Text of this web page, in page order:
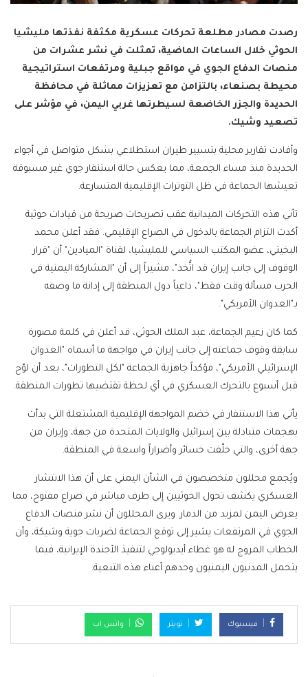
رصدت مصادر مطلعة تحركات عسكرية مكثفة نفذتها مليشيا
الحوثي خلال الساعات الماضية، تمثلت في نشر عشرات من
منصات الدفاع الجوي في مواقع جبلية ومرتفعات استراتيجية
محيطة بصنعاء، بالتزامن مع تعزيزات مماثلة في محافظة
الحديدة والجزر الخاضعة لسيطرتها غربي اليمن، في مؤشر على
تصعيد وشيك.
وأفادت تقارير محلية بتسيير طيران استطلاعي بشكل متواصل في أجواء
الحديدة منذ مساء الجمعة، مما يعكس حالة استنفار جوي غير مسبوقة
تعيشها الجماعة في ظل التوترات الإقليمية المتسارعة.
تأتي هذه التحركات الميدانية عقب تصريحات صريحة من قيادات حوثية
أكدت التزام الجماعة بالدخول في الصراع الإقليمي. فقد أعلن محمد
البخيتي، عضو المكتب السياسي للمليشيا، لقناة "الميادين" أن "قرار
الوقوف إلى جانب إيران قد اتُّخذ"، مشيراً إلى أن "المشاركة اليمنية في
الحرب مسألة وقت فقط"، داعياً دول المنطقة إلى إدانة ما وصفه
بـ"العدوان الأمريكي".
كما كان زعيم الجماعة، عبد الملك الحوثي، قد أعلن في كلمة مصورة
سابقة وقوف جماعته إلى جانب إيران في مواجهة ما أسماه "العدوان
الإسرائيلي الأمريكي"، مؤكداً جاهزية الجماعة "لكل التطورات"، بعد أن لوّح
قبل أسبوع بالتحرك العسكري في أي لحظة تقتضيها تطورات المنطقة.
يأتي هذا الاستنفار في خضم المواجهة الإقليمية المشتعلة التي بدأت
بهجمات متبادلة بين إسرائيل والولايات المتحدة من جهة، وإيران من
جهة أخرى، والتي خلّفت خسائر وأضراراً واسعة في المنطقة.
ويُجمع محللون متخصصون في الشأن اليمني على أن هذا الانتشار
العسكري يكشف تحول الحوثيين إلى طرف مباشر في صراع مفتوح، مما
يعرض اليمن لمزيد من الدمار. ويرى المحللون أن نشر منصات الدفاع
الجوي في المرتفعات يشير إلى توقع الجماعة لضربات جوية وشيكة، وأن
الخطاب المروج له هو غطاء أيديولوجي لتنفيذ الأجندة الإيرانية، فيما
يتحمل المدنيون اليمنيون وحدهم أعباء هذه التبعية.
فيسبوك تويتر واتس اب